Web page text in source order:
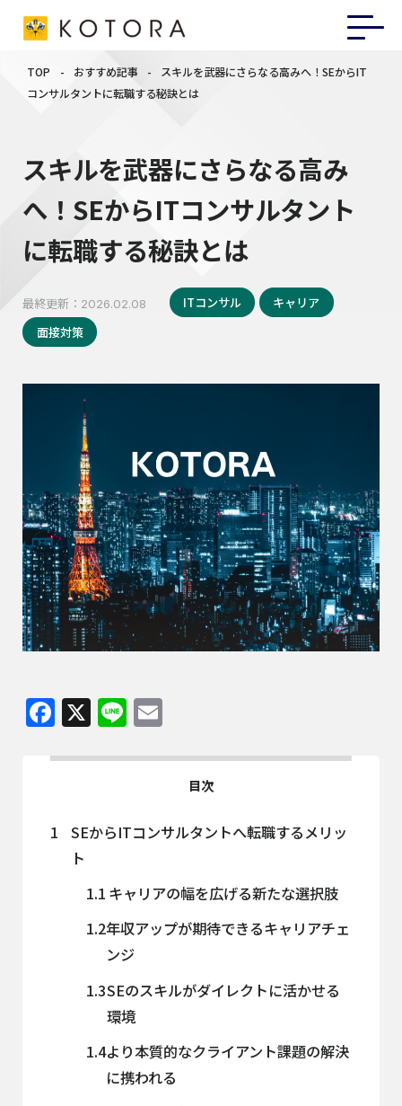
TOP - おすすめ記事 -
スキルを武器にさらなる高みへ！SEからIT
コンサルタントに転職する秘訣とは
スキルを武器にさらなる高み
へ！SEからITコンサルタント
に転職する秘訣とは
最終更新： 2026.02.08 ITコンサル
キャリア
面接対策
Facebook
X Line
目次
1
SEからITコンサルタントへ転職するメリッ
ト
1.1 キャリアの幅を広げる新たな選択肢
1.2年収アップが期待できるキャリアチェ
ンジ
1.3SEのスキルがダイレクトに活かせる
環境
1.4より本質的なクライアント課題の解決
に携われる